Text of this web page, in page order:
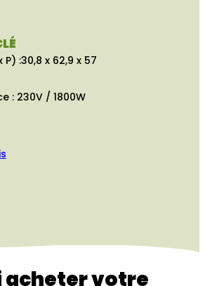
P) :30,8 x 62,9 x 57
: 230V / 1800W
acheter votre